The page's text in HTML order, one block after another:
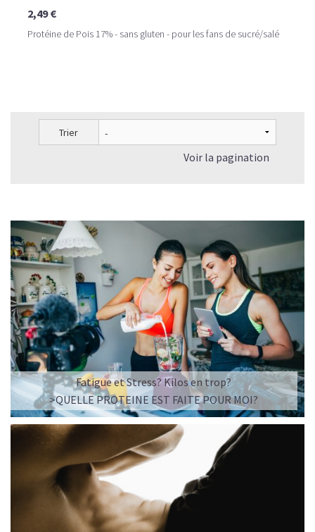
2,49 €
Protéine de Pois 17% - sans gluten - pour les fans de sucré/salé
Trier
Voir la pagination
Fatigue et Stress? Kilos en trop?
>QUELLE PROTEINE EST FAITE POUR MOI?